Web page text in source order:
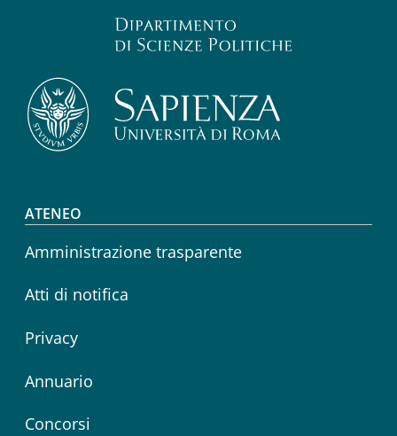
Footer menu
ATENEO
Amministrazione trasparente
Atti di notifica
Privacy
Annuario
Concorsi